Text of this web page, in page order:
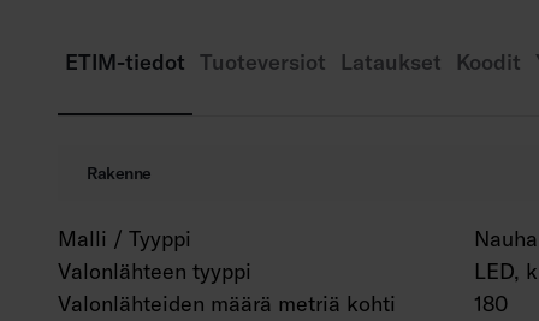
ETIM-tiedot Tuoteversiot Lataukset Koodit
Rakenne
Malli / Tyyppi
Nauha
Valonlähteen tyyppi
LED,
Valonlähteiden määrä metriä kohti
180